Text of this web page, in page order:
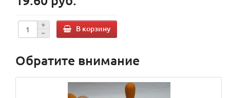
В корзину
Обратите внимание